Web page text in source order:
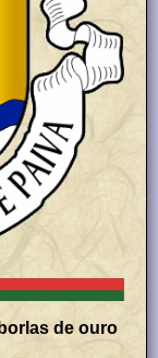
de ouro